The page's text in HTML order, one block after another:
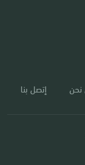
إتصل بنا